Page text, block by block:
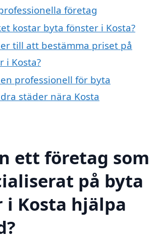
företag
kostar byta fönster i Kosta?
till att bestämma priset på
i Kosta?
professionell för byta
städer nära Kosta
ett företag som
på byta
i Kosta hjälpa